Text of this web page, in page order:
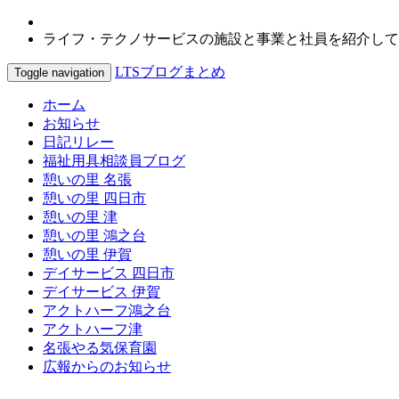
ライフ・テクノサービスの施設と事業と社員を紹介し
Toggle navigation LTSブログまとめ
ホーム
お知らせ
日記リレー
福祉用具相談員ブログ
憩いの里 名張
憩いの里 四日市
憩いの里 津
憩いの里 鴻之台
憩いの里 伊賀
デイサービス 四日市
デイサービス 伊賀
アクトハーフ鴻之台
アクトハーフ津
名張やる気保育園
広報からのお知らせ